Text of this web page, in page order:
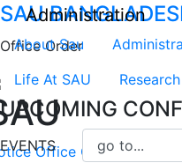
SAU
About Sau
Life At SAU
Research
UPCOMING
EVENTS
Administration
Office Order
Office Order Result